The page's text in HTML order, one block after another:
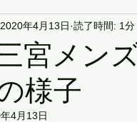
効果と威力 全身脱毛
最新ご予約空き状況
宮メン
様子
2020年4月13日 読了時間: 1分
4月13日